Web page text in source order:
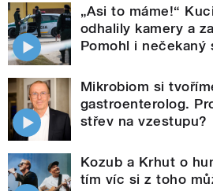
„Asi to máme!“
odhalily kamery a
Pomohl i nečekaný
Mikrobiom si
gastroenterolog.
střev na vzestupu?
Kozub a Krhut o
tím víc si z toho